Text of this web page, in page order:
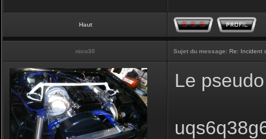
Haut
nico30 Sujet du message: Re: Incident
Le